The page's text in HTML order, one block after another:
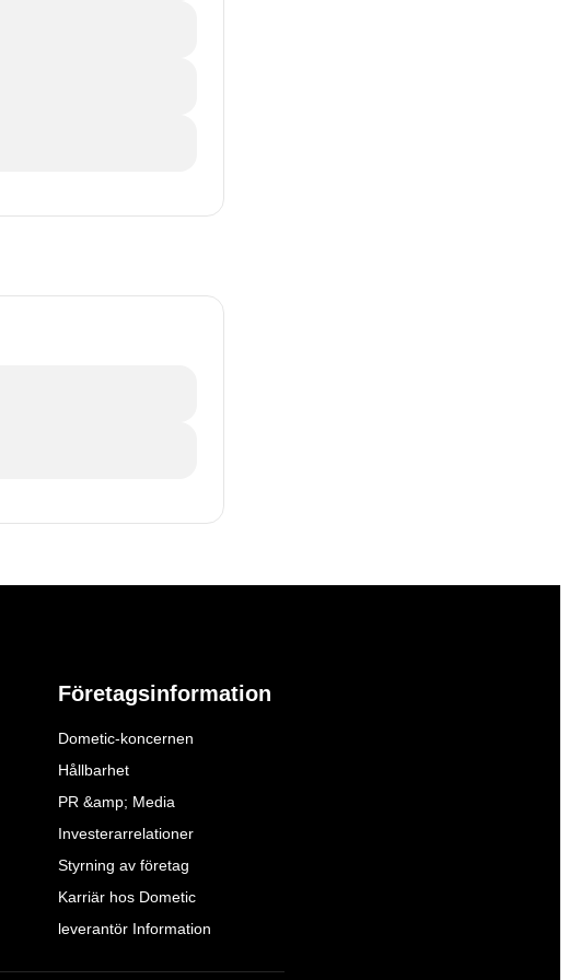
Företagsinformation
Dometic-koncernen
Hållbarhet
PR &amp; Media
Investerarrelationer
Styrning av företag
Karriär hos Dometic
leverantör Information